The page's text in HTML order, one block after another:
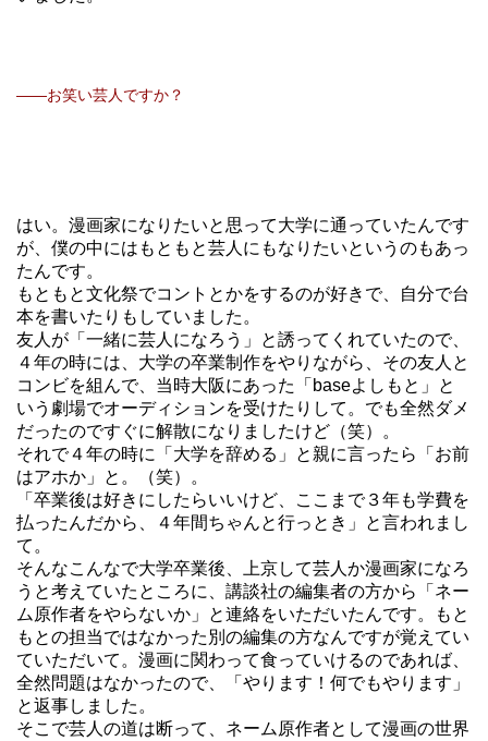
――お笑い芸人ですか？
はい。漫画家になりたいと思って大学に通っていたんです
が、僕の中にはもともと芸人にもなりたいというのもあっ
たんです。
もともと文化祭でコントとかをするのが好きで、自分で台
本を書いたりもしていました。
友人が「一緒に芸人になろう」と誘ってくれていたので、
４年の時には、大学の卒業制作をやりながら、その友人と
コンビを組んで、当時大阪にあった「baseよしもと」と
いう劇場でオーディションを受けたりして。でも全然ダメ
だったのですぐに解散になりましたけど（笑）。
それで４年の時に「大学を辞める」と親に言ったら「お前
はアホか」と。（笑）。
「卒業後は好きにしたらいいけど、ここまで３年も学費を
払ったんだから、４年間ちゃんと行っとき」と言われまし
て。
そんなこんなで大学卒業後、上京して芸人か漫画家になろ
うと考えていたところに、講談社の編集者の方から「ネー
ム原作者をやらないか」と連絡をいただいたんです。もと
もとの担当ではなかった別の編集の方なんですが覚えてい
ていただいて。漫画に関わって食っていけるのであれば、
全然問題はなかったので、「やります！何でもやります」
と返事しました。
そこで芸人の道は断って、ネーム原作者として漫画の世界